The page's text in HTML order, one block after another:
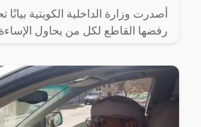
أصدرت وزارة الداخلية الكويتية بيانًا
رفضها القاطع لكل من يحاول